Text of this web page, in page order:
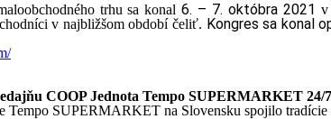
trhu sa konal6. – 7. októbra 2021v
v najbližšom období čeliť. Kongres sa konal
COOP Jednota Tempo SUPERMARKET
Tempo SUPERMARKET na Slovensku spojilo